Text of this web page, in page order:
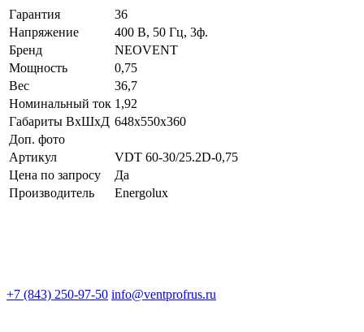
Гарантия
36
Напряжение
400 В, 50 Гц, 3ф.
Бренд
NEOVENT
Мощность
0,75
Вес
36,7
Номинальный ток 1,92
Габариты ВхШхД 648x550x360
Доп. фото
Артикул
VDT 60-30/25.2D-0,75
Цена по запросу
Да
Производитель
Energolux
+7 (843) 250-97-50 info@ventprofrus.ru